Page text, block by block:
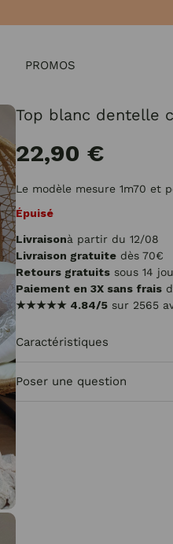
PROMOS
Top blanc dentelle
22,90 €
Le modèle mesure 1m70 et
Épuisé
Livraisonà partir du 12/08
Livraison gratuite dès 70€
Retours gratuits sous 14
Paiement en 3X sans frais
★★★★★ 4.84/5 sur 2565
Caractéristiques
Poser une question